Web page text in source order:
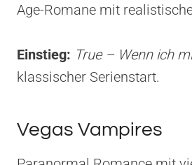
Age-Romane mit
Einstieg: True – Wenn ich
klassischer Serienstart.
Vegas Vampires